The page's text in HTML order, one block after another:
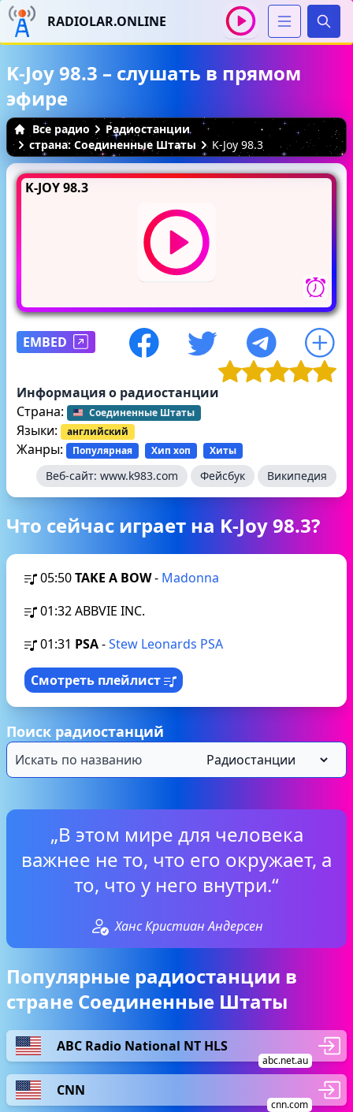
RADIOLAR.ONLINE
K-Joy 98.3 – слушать в прямом
эфире
Все радио
Радиостанции
страна: Соединенные Штаты
K-Joy 98.3
K-JOY 98.3
EMBED
Информация о радиостанции
Страна:
Соединенные Штаты
Языки: английский
Жанры: Популярная Хип хоп Хиты
Веб-сайт: www.k983.com Фейсбук Википедия
Что сейчас играет на K-Joy 98.3?
05:50TAKE A BOW- Madonna
01:32ABBVIE INC.
01:31 PSA-Stew Leonards PSA
Смотреть плейлист
Поиск радиостанций
„В этом мире для человека
важнее не то, что его окружает, а
то, что у него внутри.“
Ханс Кристиан Андерсен
Популярные радиостанции в
стране Соединенные Штаты
ABC Radio National NT HLS
abc.net.au
CNN
cnn.com